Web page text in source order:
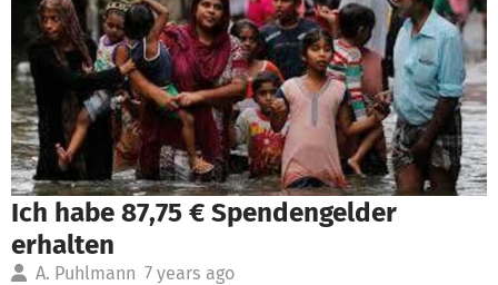
Ich habe 87,75 € Spendengelder
erhalten
A. Puhlmann 7 years ago